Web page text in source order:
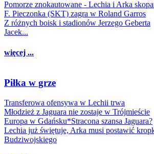
Pomorze znokautowane - Lechia i Arka
F. Pieczonka (SKT) zagra w Roland Garros
Z różnych boisk i stadionów Jerzego Geberta
Jacek...
więcej ...
Piłka w grze
Transferowa ofensywa w Lechii trwa
Młodzież z Jaguara nie zostaje w Trójmieście
Europa w Gdańsku*Stracona szansa Jaguara?
Lechia już świętuje, Arka musi postawić
Budziwojskiego